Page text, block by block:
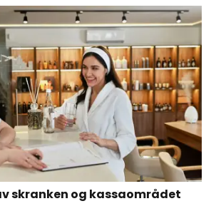
skranken og kassaområdet